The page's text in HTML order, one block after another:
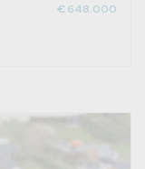
€ 648.000